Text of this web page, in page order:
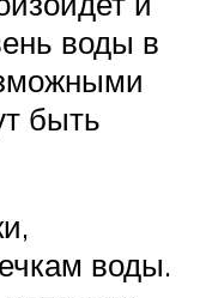
воды в
быть
воды.